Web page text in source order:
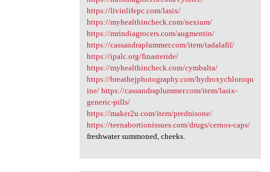
https://livinlifepc.com/lasix/
https://myhealthincheck.com/nexium/
https://mrindiagrocers.com/augmentin/
https://cassandraplummer.com/item/tadalafil/
https://ipalc.org/finasteride/
https://myhealthincheck.com/cymbalta/
https://breathejphotography.com/hydroxychloroqu
ine/ https://cassandraplummer.com/item/lasix-
generic-pills/
https://maker2u.com/item/prednisone/
https://teenabortionissues.com/drugs/cernos-caps/
freshwater summoned, cheeks.